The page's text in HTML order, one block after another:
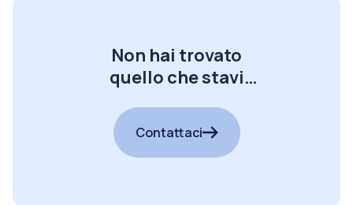
Non hai trovato
quello che stavi
Contattaci